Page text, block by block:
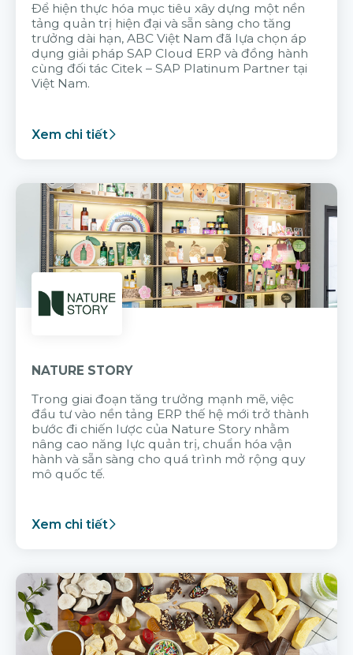
Để hiện thực hóa mục tiêu xây dựng một nền
tảng quản trị hiện đại và sẵn sàng cho tăng
trưởng dài hạn, ABC Việt Nam đã lựa chọn áp
dụng giải pháp SAP Cloud ERP và đồng hành
cùng đối tác Citek – SAP Platinum Partner tại
Việt Nam.
Xem chi tiết
NATURE STORY
Trong giai đoạn tăng trưởng mạnh mẽ, việc
đầu tư vào nền tảng ERP thế hệ mới trở thành
bước đi chiến lược của Nature Story nhằm
nâng cao năng lực quản trị, chuẩn hóa vận
hành và sẵn sàng cho quá trình mở rộng quy
mô quốc tế.
Xem chi tiết